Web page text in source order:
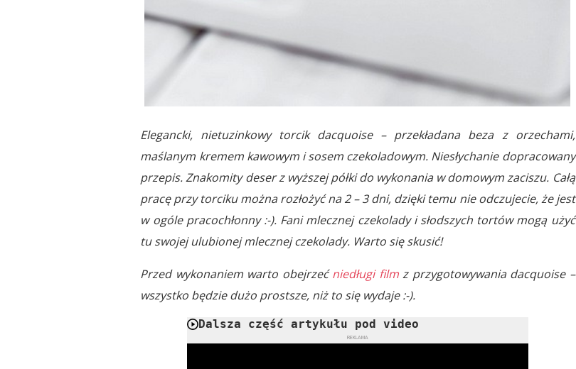
Elegancki, nietuzinkowy torcik dacquoise – przekładana beza z orzechami,
maślanym kremem kawowym i sosem czekoladowym. Niesłychanie dopracowany
przepis. Znakomity deser z wyższej półki do wykonania w domowym zaciszu. Całą
pracę przy torciku można rozłożyć na 2 – 3 dni, dzięki temu nie odczujecie, że jest
w ogóle pracochłonny :-). Fani mlecznej czekolady i słodszych tortów mogą użyć
tu swojej ulubionej mlecznej czekolady. Warto się skusić!
Przed wykonaniem warto obejrzećniedługi filmz przygotowywania dacquoise –
wszystko będzie dużo prostsze, niż to się wydaje :-).
Dalsza część artykułu pod video
REKLAMA